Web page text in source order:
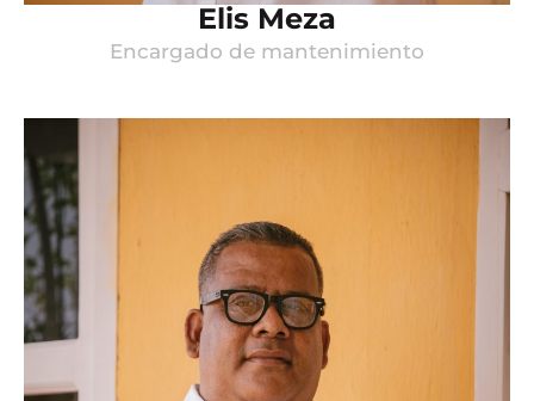
Elis Meza
Encargado de mantenimiento